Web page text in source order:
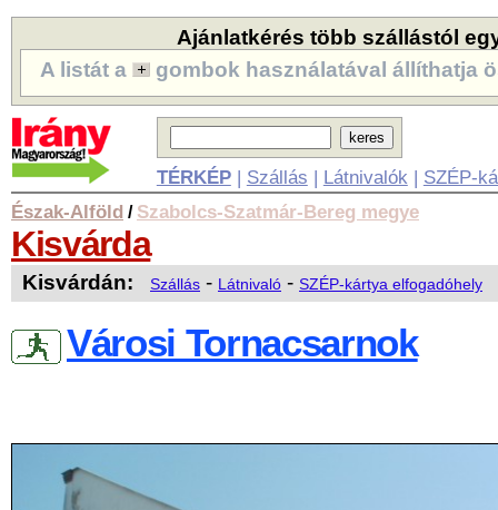
Ajánlatkérés több szállástól
A listát a
gombok használatával állíthatja
TÉRKÉP| Szállás | Látnivalók | SZÉP-
Észak-Alföld / Szabolcs-Szatmár-Bereg megye
Kisvárda
Kisvárdán: Szállás - Látnivaló - SZÉP-kártya elfogadóhely
Városi Tornacsarnok